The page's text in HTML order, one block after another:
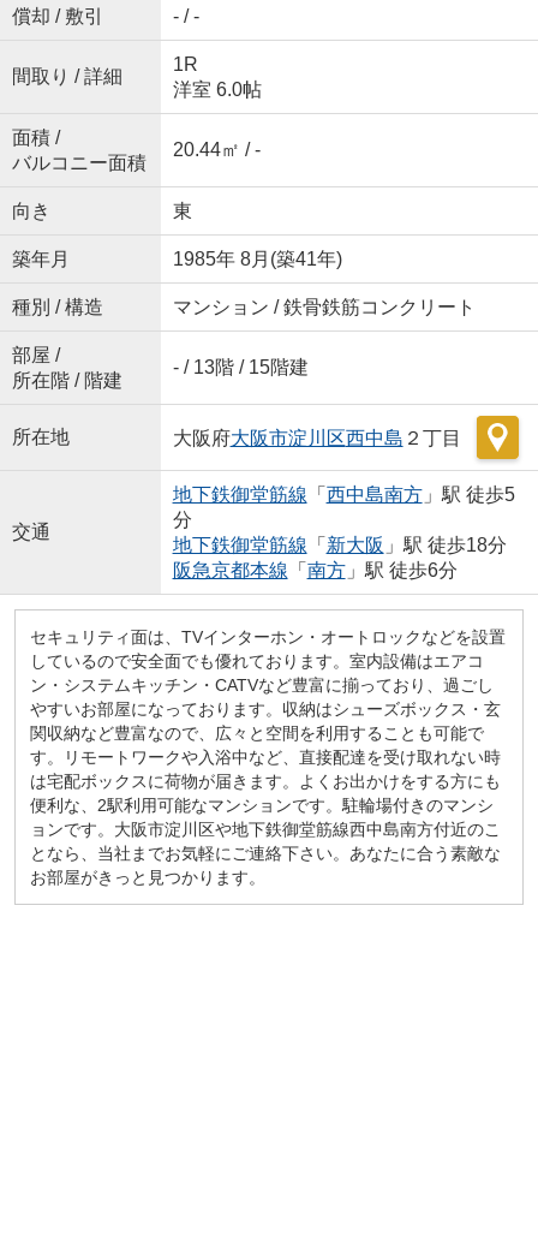
償却 / 敷引 - / -
間取り / 詳細
1R
洋室 6.0帖
面積 /
バルコニー面積
20.44㎡ / -
向き 東
築年月 1985年 8月(築41年)
種別 / 構造 マンション / 鉄骨鉄筋コンクリート
部屋 /
所在階 / 階建
- / 13階 / 15階建
所在地 大阪府大阪市淀川区西中島 ２丁目
交通
地下鉄御堂筋線 「 西中島南方」駅 徒歩5
分
地下鉄御堂筋線 「 新大阪 」駅 徒歩18分
阪急京都本線 「 南方」駅 徒歩6分
セキュリティ面は、TVインターホン・オートロックなどを設置
しているので安全面でも優れております。室内設備はエアコ
ン・システムキッチン・CATVなど豊富に揃っており、過ごし
やすいお部屋になっております。収納はシューズボックス・玄
関収納など豊富なので、広々と空間を利用することも可能で
す。リモートワークや入浴中など、直接配達を受け取れない時
は宅配ボックスに荷物が届きます。よくお出かけをする方にも
便利な、2駅利用可能なマンションです。駐輪場付きのマンシ
ョンです。大阪市淀川区や地下鉄御堂筋線西中島南方付近のこ
となら、当社までお気軽にご連絡下さい。あなたに合う素敵な
お部屋がきっと見つかります。